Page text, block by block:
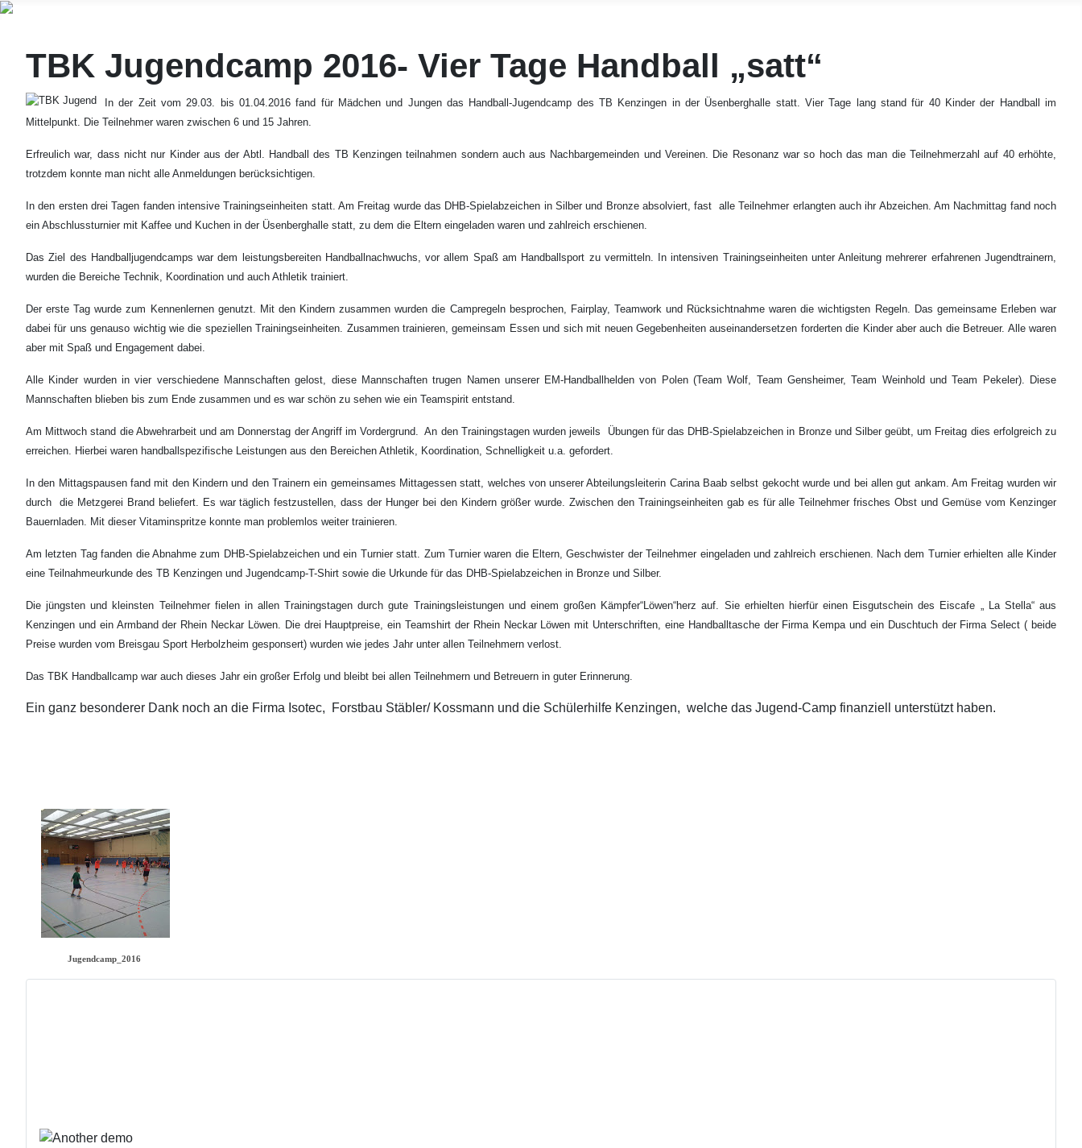
TBK Jugendcamp 2016- Vier Tage Handball „satt“
In der Zeit vom 29.03. bis 01.04.2016 fand für Mädchen und Jungen das Handball-Jugendcamp des TB Kenzingen in der Üsenberghalle statt. Vier Tage lang stand für 40 Kinder der Handball im
Mittelpunkt. Die Teilnehmer waren zwischen 6 und 15 Jahren.
Erfreulich war, dass nicht nur Kinder aus der Abtl. Handball des TB Kenzingen teilnahmen sondern auch aus Nachbargemeinden und Vereinen. Die Resonanz war so hoch das man die Teilnehmerzahl auf 40 erhöhte,
trotzdem konnte man nicht alle Anmeldungen berücksichtigen.
In den ersten drei Tagen fanden intensive Trainingseinheiten statt. Am Freitag wurde das DHB-Spielabzeichen in Silber und Bronze absolviert, fast alle Teilnehmer erlangten auch ihr Abzeichen. Am Nachmittag fand noch
ein Abschlussturnier mit Kaffee und Kuchen in der Üsenberghalle statt, zu dem die Eltern eingeladen waren und zahlreich erschienen.
Das Ziel des Handballjugendcamps war dem leistungsbereiten Handballnachwuchs, vor allem Spaß am Handballsport zu vermitteln. In intensiven Trainingseinheiten unter Anleitung mehrerer erfahrenen Jugendtrainern,
wurden die Bereiche Technik, Koordination und auch Athletik trainiert.
Der erste Tag wurde zum Kennenlernen genutzt. Mit den Kindern zusammen wurden die Campregeln besprochen, Fairplay, Teamwork und Rücksichtnahme waren die wichtigsten Regeln. Das gemeinsame Erleben war
dabei für uns genauso wichtig wie die speziellen Trainingseinheiten. Zusammen trainieren, gemeinsam Essen und sich mit neuen Gegebenheiten auseinandersetzen forderten die Kinder aber auch die Betreuer. Alle waren
aber mit Spaß und Engagement dabei.
Alle Kinder wurden in vier verschiedene Mannschaften gelost, diese Mannschaften trugen Namen unserer EM-Handballhelden von Polen (Team Wolf, Team Gensheimer, Team Weinhold und Team Pekeler). Diese
Mannschaften blieben bis zum Ende zusammen und es war schön zu sehen wie ein Teamspirit entstand.
Am Mittwoch stand die Abwehrarbeit und am Donnerstag der Angriff im Vordergrund. An den Trainingstagen wurden jeweils Übungen für das DHB-Spielabzeichen in Bronze und Silber geübt, um Freitag dies erfolgreich zu
erreichen. Hierbei waren handballspezifische Leistungen aus den Bereichen Athletik, Koordination, Schnelligkeit u.a. gefordert.
In den Mittagspausen fand mit den Kindern und den Trainern ein gemeinsames Mittagessen statt, welches von unserer Abteilungsleiterin Carina Baab selbst gekocht wurde und bei allen gut ankam. Am Freitag wurden wir
durch die Metzgerei Brand beliefert. Es war täglich festzustellen, dass der Hunger bei den Kindern größer wurde. Zwischen den Trainingseinheiten gab es für alle Teilnehmer frisches Obst und Gemüse vom Kenzinger
Bauernladen. Mit dieser Vitaminspritze konnte man problemlos weiter trainieren.
Am letzten Tag fanden die Abnahme zum DHB-Spielabzeichen und ein Turnier statt. Zum Turnier waren die Eltern, Geschwister der Teilnehmer eingeladen und zahlreich erschienen. Nach dem Turnier erhielten alle Kinder
eine Teilnahmeurkunde des TB Kenzingen und Jugendcamp-T-Shirt sowie die Urkunde für das DHB-Spielabzeichen in Bronze und Silber.
Die jüngsten und kleinsten Teilnehmer fielen in allen Trainingstagen durch gute Trainingsleistungen und einem großen Kämpfer“Löwen“herz auf. Sie erhielten hierfür einen Eisgutschein des Eiscafe „ La Stella“ aus
Kenzingen und ein Armband der Rhein Neckar Löwen. Die drei Hauptpreise, ein Teamshirt der Rhein Neckar Löwen mit Unterschriften, eine Handballtasche der Firma Kempa und ein Duschtuch der Firma Select ( beide
Preise wurden vom Breisgau Sport Herbolzheim gesponsert) wurden wie jedes Jahr unter allen Teilnehmern verlost.
Das TBK Handballcamp war auch dieses Jahr ein großer Erfolg und bleibt bei allen Teilnehmern und Betreuern in guter Erinnerung.
Ein ganz besonderer Dank noch an die Firma Isotec, Forstbau Stäbler/ Kossmann und die Schülerhilfe Kenzingen, welche das Jugend-Camp finanziell unterstützt haben.
Jugendcamp_2016